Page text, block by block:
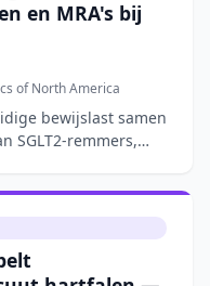
en MRA's bij
of North America
bewijslast samen
SGLT2-remmers,